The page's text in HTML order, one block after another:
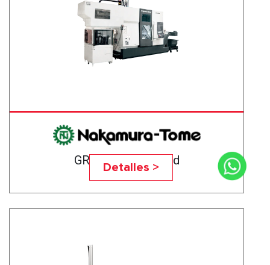
GR-203 High-Speed
Detalles >